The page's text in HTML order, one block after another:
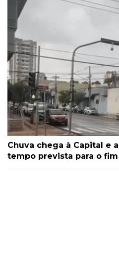
Chuva chega à Capital e
tempo prevista para o